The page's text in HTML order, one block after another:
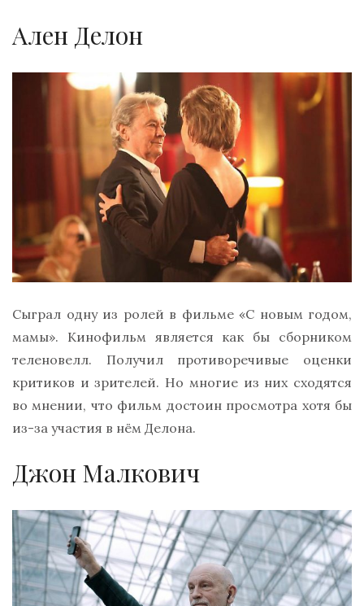
Ален Делон
Сыграл одну из ролей в фильме «С новым годом,
мамы». Кинофильм является как бы сборником
теленовелл. Получил противоречивые оценки
критиков и зрителей. Но многие из них сходятся
во мнении, что фильм достоин просмотра хотя бы
из-за участия в нём Делона.
Джон Малкович